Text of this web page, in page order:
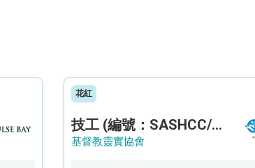
花紅
技工 (編號：SASHCC/A/CTE)
基督教靈實協會